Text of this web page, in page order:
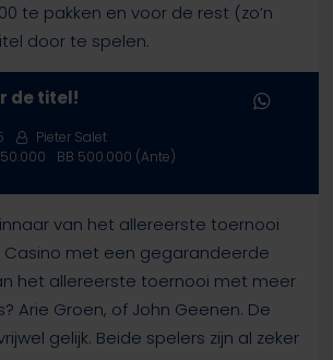
te pakken en voor de rest (zo’n
door te spelen.
de titel!
Pieter Salet
BB 500.000 (Ante)
van het allereerste toernooi
Casino met een gegarandeerde
het allereerste toernooi met meer
Arie Groen, of John Geenen. De
gelijk. Beide spelers zijn al zeker